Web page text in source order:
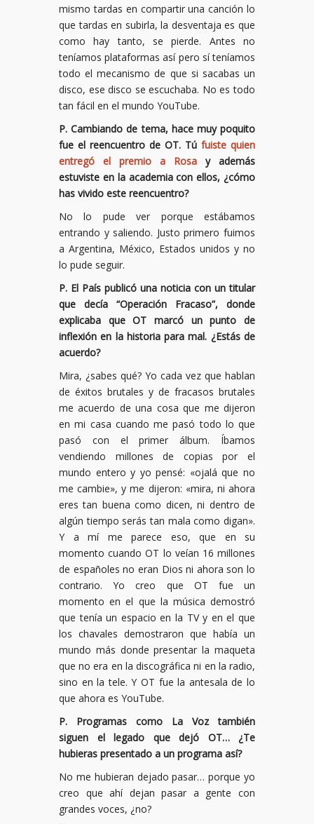
mismo tardas en compartir una canción lo
que tardas en subirla, la desventaja es que
como hay tanto, se pierde. Antes no
teníamos plataformas así pero sí teníamos
todo el mecanismo de que si sacabas un
disco, ese disco se escuchaba. No es todo
tan fácil en el mundo YouTube.
P. Cambiando de tema, hace muy poquito
fue el reencuentro de OT. Tú fuiste quien
entregó el premio a Rosa y además
estuviste en la academia con ellos, ¿cómo
has vivido este reencuentro?
No lo pude ver porque estábamos
entrando y saliendo. Justo primero fuimos
a Argentina, México, Estados unidos y no
lo pude seguir.
P. El País publicó una noticia con un titular
que decía “Operación Fracaso”, donde
explicaba que OT marcó un punto de
inflexión en la historia para mal. ¿Estás de
acuerdo?
Mira, ¿sabes qué? Yo cada vez que hablan
de éxitos brutales y de fracasos brutales
me acuerdo de una cosa que me dijeron
en mi casa cuando me pasó todo lo que
pasó con el primer álbum. Íbamos
vendiendo millones de copias por el
mundo entero y yo pensé: «ojalá que no
me cambie», y me dijeron: «mira, ni ahora
eres tan buena como dicen, ni dentro de
algún tiempo serás tan mala como digan».
Y a mí me parece eso, que en su
momento cuando OT lo veían 16 millones
de españoles no eran Dios ni ahora son lo
contrario. Yo creo que OT fue un
momento en el que la música demostró
que tenía un espacio en la TV y en el que
los chavales demostraron que había un
mundo más donde presentar la maqueta
que no era en la discográfica ni en la radio,
sino en la tele. Y OT fue la antesala de lo
que ahora es YouTube.
P. Programas como La Voz también
siguen el legado que dejó OT… ¿Te
hubieras presentado a un programa así?
No me hubieran dejado pasar… porque yo
creo que ahí dejan pasar a gente con
grandes voces, ¿no?